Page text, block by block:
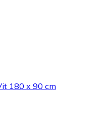
180 x 90 cm